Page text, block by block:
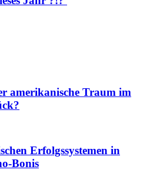
amerikanische Traum im
Erfolgssystemen in